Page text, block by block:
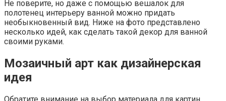
Концепция интерьера Дизайнеры FM дизайн мастерски
воплощают современную эстетику, сочетая
инновационные решения с безупречным